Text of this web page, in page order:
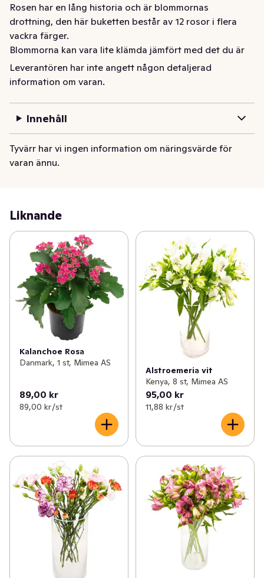
Rosen har en lång historia och är blommornas
drottning, den här buketten består av 12 rosor i flera
vackra färger.
Blommorna kan vara lite klämda jämfört med det du är
van vid från butik.
Det är helt normalt! Blommorna kommer direkt från
På bilden visas ett exempel över bukettens
färgsammansättning och val av blommor. Vissa
avvikelser kan dock förekomma gällande färger utifrån
säsong.
Leverantören har inte angett någon detaljerad
information om varan.
Innehåll
Tyvärr har vi ingen information om näringsvärde för
varan ännu.
Liknande
Kalanchoe Rosa
Danmark, 1 st, Mimea AS
89,00 kr
89,00 kr /st
Alstroemeria vit
Kenya, 8 st, Mimea AS
95,00 kr
11,88 kr /st